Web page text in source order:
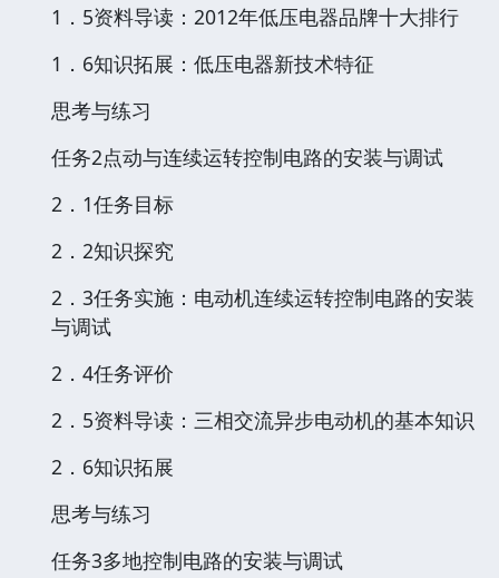
1．5资料导读：2012年低压电器品牌十大排行
1．6知识拓展：低压电器新技术特征
思考与练习
任务2点动与连续运转控制电路的安装与调试
2．1任务目标
2．2知识探究
2．3任务实施：电动机连续运转控制电路的安装
与调试
2．4任务评价
2．5资料导读：三相交流异步电动机的基本知识
2．6知识拓展
思考与练习
任务3多地控制电路的安装与调试